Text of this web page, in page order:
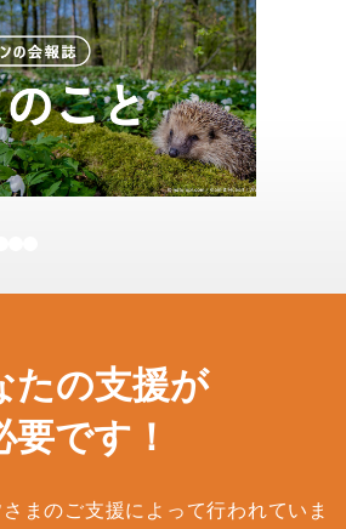
たの支援が
要です！
まのご支援によって行われていま